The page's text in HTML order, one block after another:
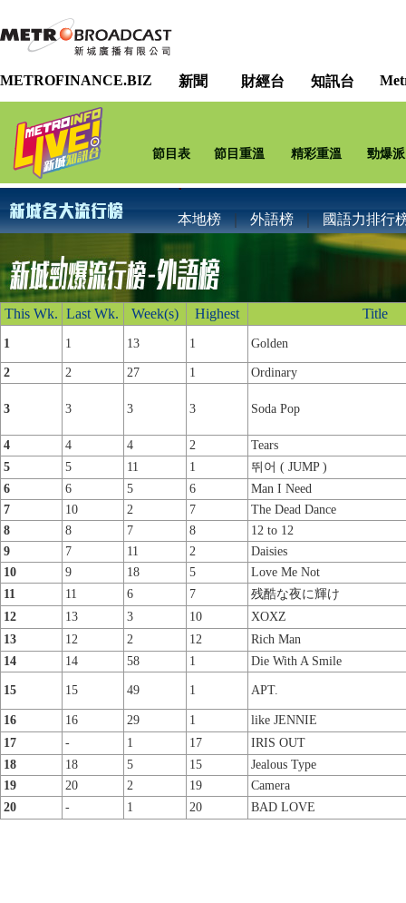
METROFINANCE.BIZ 新聞 財經台 知訊台
節目表 節目重溫 精彩重溫 勁爆
本地榜 外語榜 國語力排行
This Wk. Last Wk. Week(s) Highest Title
1 1 13 1 Golden
2 2 27 1 Ordinary
3 3 3 3 Soda Pop
4 4 4 2
Tears
5
5 11 1
뛰어 ( JUMP )
6
6 5 6
Man I Need
7
10 2 7
The Dead Dance
8
8 7 8
12 to 12
9
7 11 2
Daisies
10
9 18 5
Love Me Not
11
11 6 7
残酷な夜に輝け
12
13 3 10
XOXZ
13
12 2 12
Rich Man
14
14 58 1 Die With A Smile
15 15 49 1 APT.
16 16 29 1
like JENNIE
17
- 1 17
IRIS OUT
18
18 5 15
Jealous Type
19
20 2 19
Camera
20
- 1 20 BAD LOVE